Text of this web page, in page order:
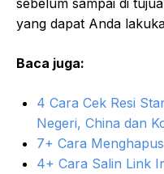
yang dapat Anda
Baca juga:
4 Cara Cek Resi
Negeri, China dan
7+ Cara
4+ Cara Salin Link